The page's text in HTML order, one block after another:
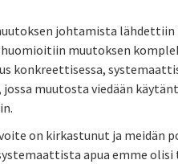
johtamista
muutoksen
konkreettisessa,
jossa muutosta viedään
on kirkastunut ja meidän
apua emme